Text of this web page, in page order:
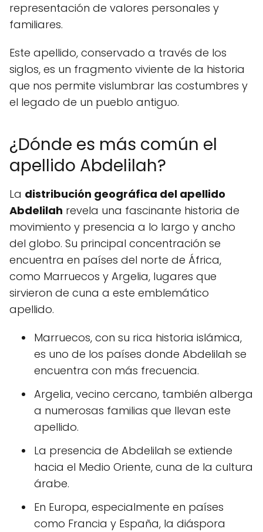
representación de valores personales y
familiares.
Este apellido, conservado a través de los
siglos, es un fragmento viviente de la historia
que nos permite vislumbrar las costumbres y
el legado de un pueblo antiguo.
¿Dónde es más común el
apellido Abdelilah?
La distribución geográfica del apellido
Abdelilah revela una fascinante historia de
movimiento y presencia a lo largo y ancho
del globo. Su principal concentración se
encuentra en países del norte de África,
como Marruecos y Argelia, lugares que
sirvieron de cuna a este emblemático
apellido.
Marruecos, con su rica historia islámica,
es uno de los países donde Abdelilah se
encuentra con más frecuencia.
Argelia, vecino cercano, también alberga
a numerosas familias que llevan este
apellido.
La presencia de Abdelilah se extiende
hacia el Medio Oriente, cuna de la cultura
árabe.
En Europa, especialmente en países
como Francia y España, la diáspora